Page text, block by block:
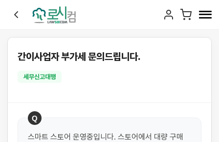
간이사업자 부가세 문의드립니다.
세무신고대행
Q
스마트 스토어 운영중입니다. 스토어에서 대량 구매